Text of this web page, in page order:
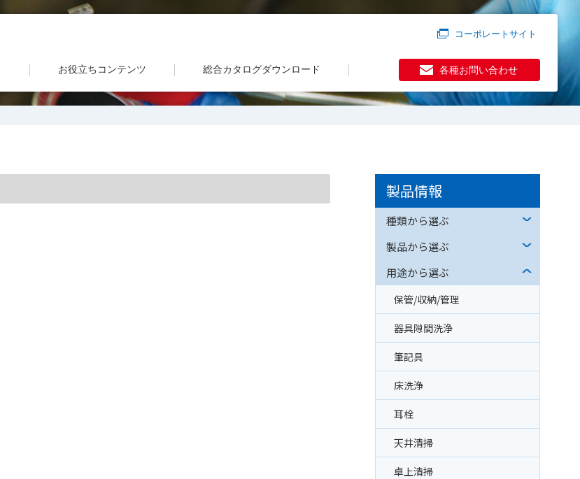
コーポレートサイト
お役立ちコンテンツ 総合カタログダウンロード 各種お問い合わせ
製品情報
種類から選ぶ
製品から選ぶ
用途から選ぶ
保管/収納/管理
器具隙間洗浄
筆記具
床洗浄
耳栓
天井清掃
卓上清掃